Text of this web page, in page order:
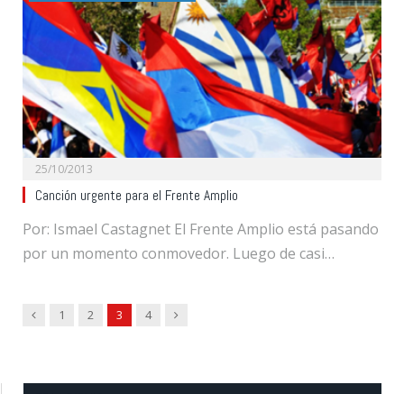
25/10/2013
Canción urgente para el Frente Amplio
Por: Ismael Castagnet El Frente Amplio está pasando
por un momento conmovedor. Luego de casi…
Previous
1 2 3 4 Next